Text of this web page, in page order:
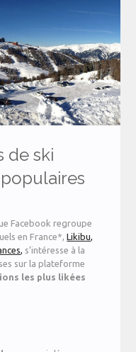
de ski
Facebook regroupe
en France*,Likibu,
s’intéresse à la
sur la plateforme
les plus likées